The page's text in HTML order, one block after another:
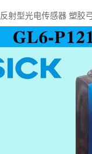
射型光电传感器 塑